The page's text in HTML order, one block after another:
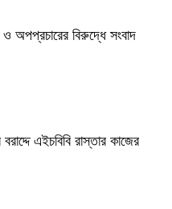
ও অপপ্রচারের বিরুদ্ধে সংবাদ
এইচবিবি রাস্তার কাজের